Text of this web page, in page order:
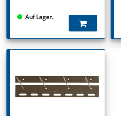
Auf Lager.